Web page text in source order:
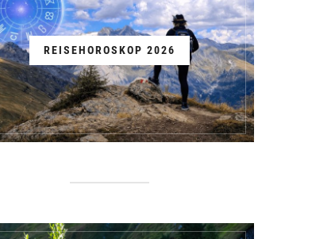
REISEHOROSKOP 2026